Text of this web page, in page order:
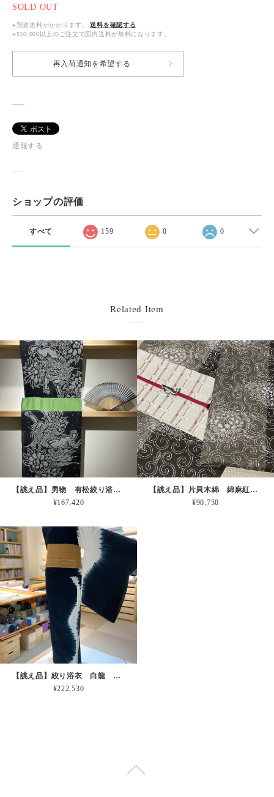
SOLD OUT
※別途送料がかかります。
送料を確認する
※¥30,000以上のご注文で国内送料が無料になります。
再入荷通知を希望する
通報する
ショップの評価
すべて 159 0 0
Related Item
【誂え品】男物 有松絞り浴衣 唐獅子牡丹 ＊お仕立代込
¥167,420
【誂え品】片貝木綿 綿麻紅梅 紺仁 ＊お仕立代込
¥90,750
【誂え品】絞り浴衣 白龍 ※お仕立代込
¥222,530